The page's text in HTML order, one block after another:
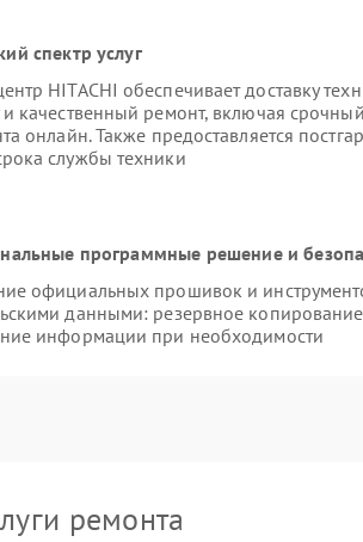
спектр услуг
HITACHI обеспечивает доставку
и качественный ремонт, включая
онлайн. Также предоставляется
службы техники
программные решение и
официальных прошивок и
данными: резервное
информации при необходимости
ремонта